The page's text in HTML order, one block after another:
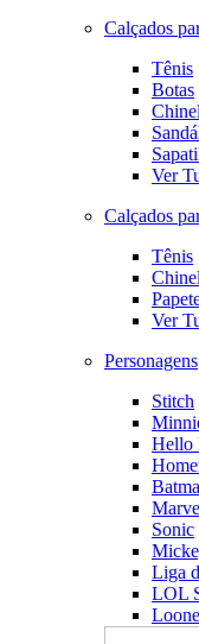
Calçados
Tênis
Botas
Ver
Calçados
Tênis
Ver
Personagens
Stitch
Hello
Sonic
Liga
LOL